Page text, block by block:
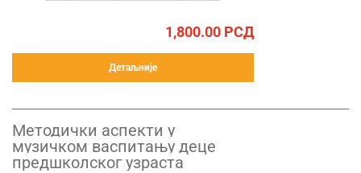
1,800.00 РСД
Детаљније
Методички аспекти у
музичком васпитању деце
предшколског узраста